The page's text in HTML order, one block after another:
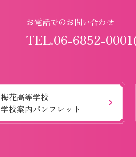
お電話でのお問い合わせ
TEL.06-6852-
梅花高等学校
学校案内パンフレット